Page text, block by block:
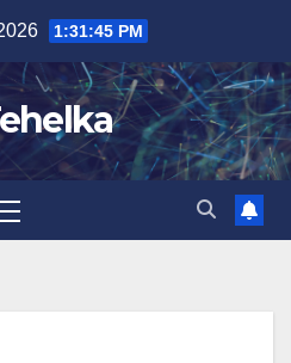
1:31:46 PM